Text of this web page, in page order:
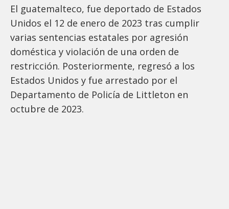
El guatemalteco, fue deportado de Estados
Unidos el 12 de enero de 2023 tras cumplir
varias sentencias estatales por agresión
doméstica y violación de una orden de
restricción. Posteriormente, regresó a los
Estados Unidos y fue arrestado por el
Departamento de Policía de Littleton en
octubre de 2023.